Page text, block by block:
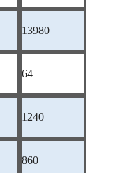
13980
64
1240
860